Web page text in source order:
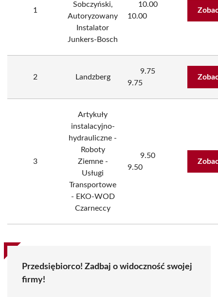
1
Sobczyński,
Autoryzowany
Instalator
Junkers-Bosch
10.00
10.00
2 Landzberg
9.75
9.75
3
Artykuły
instalacyjno-
hydrauliczne -
Roboty
Ziemne -
Usługi
Transportowe
- EKO-WOD
Czarneccy
9.50
9.50
Przedsiębiorco! Zadbaj o widoczność swojej
firmy!